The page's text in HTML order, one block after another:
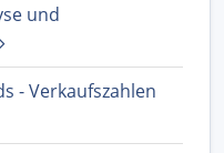
und
- Verkaufszahlen